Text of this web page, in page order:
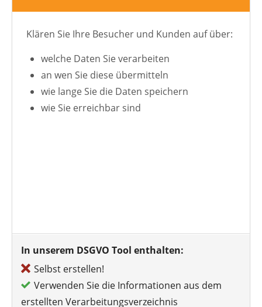
Klären Sie Ihre Besucher und Kunden auf über:
welche Daten Sie verarbeiten
an wen Sie diese übermitteln
wie lange Sie die Daten speichern
wie Sie erreichbar sind
In unserem DSGVO Tool enthalten:
Selbst erstellen!
Verwenden Sie die Informationen aus dem
erstellten Verarbeitungsverzeichnis